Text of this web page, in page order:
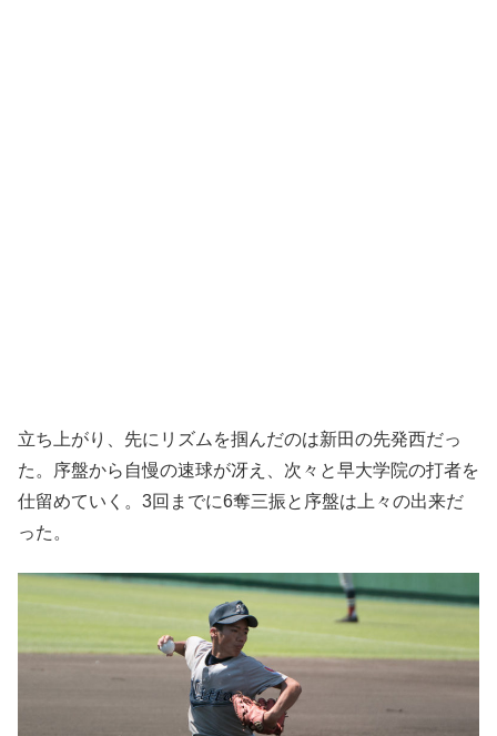
立ち上がり、先にリズムを掴んだのは新田の先発西だっ
た。序盤から自慢の速球が冴え、次々と早大学院の打者を
仕留めていく。3回までに6奪三振と序盤は上々の出来だ
った。